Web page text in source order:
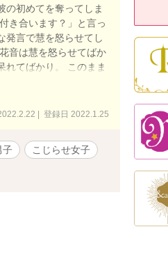
の初めてを奪ってしま
き合います？」と言っ
発言で慧を怒らせてし
音は慧を怒らせてばか
れてばかり。 このまま
って、気になって仕方
コメディ♡| 登録日 2022.1.25
子
こじらせ女子